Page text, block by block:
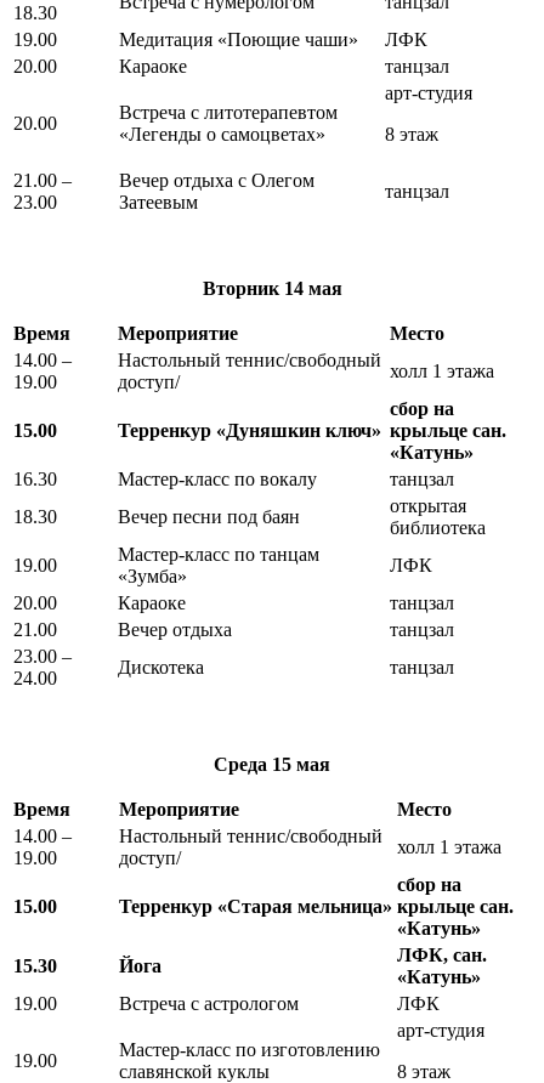
18.30
19.00
Медитация «Поющие чаши»
ЛФК
20.00
Караоке танцзал
20.00
Встреча с литотерапевтом
«Легенды о самоцветах»
арт-студия
8 этаж
21.00 –
23.00
Вечер отдыха с Олегом
Затеевым
танцзал
Вторник 14 мая
Время Мероприятие
Место
14.00 –
19.00
Настольный теннис/свободный
доступ/
холл 1 этажа
15.00 Терренкур «Дуняшкин ключ»
сбор на
крыльце сан.
«Катунь»
16.30
Мастер-класс по вокалу
танцзал
18.30
Вечер песни под баян
открытая
библиотека
19.00
Мастер-класс по танцам
«Зумба»
ЛФК
20.00
Караоке
танцзал
21.00
Вечер отдыха
танцзал
23.00 –
24.00
Дискотека танцзал
Среда 15 мая
Время Мероприятие
Место
14.00 –
19.00
Настольный теннис/свободный
доступ/
холл 1 этажа
15.00 Терренкур «Старая мельница»
сбор на
крыльце сан.
«Катунь»
15.30
Йога
ЛФК, сан.
«Катунь»
19.00
Встреча с астрологом ЛФК
19.00
Мастер-класс по изготовлению
славянской куклы
арт-студия
8 этаж